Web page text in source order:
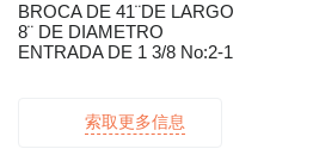
BROCA DE 41¨DE LARGO
8¨ DE DIAMETRO
ENTRADA DE 1 3/8 No:2-1
索取更多信息